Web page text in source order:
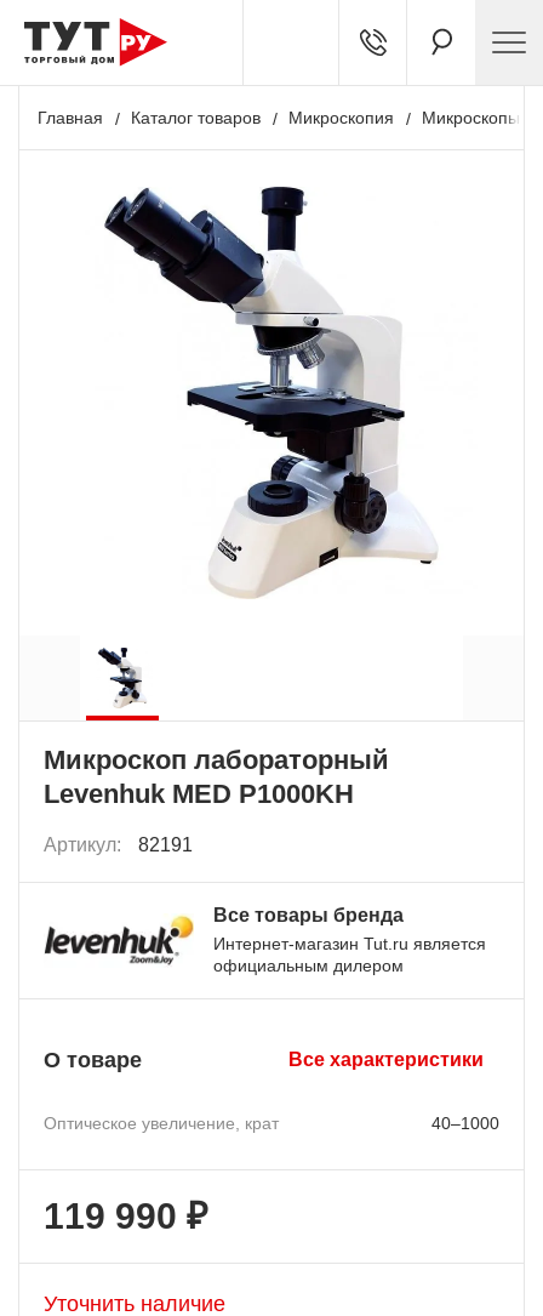
Главная Каталог товаров Микроскопия Микроскопы
Микроскоп лабораторный
Levenhuk MED P1000KH
Артикул: 82191
Все товары бренда
Интернет-магазин Tut.ru является
официальным дилером
О товаре Все характеристики
Оптическое увеличение, крат 40–1000
119 990 ₽
Уточнить наличие